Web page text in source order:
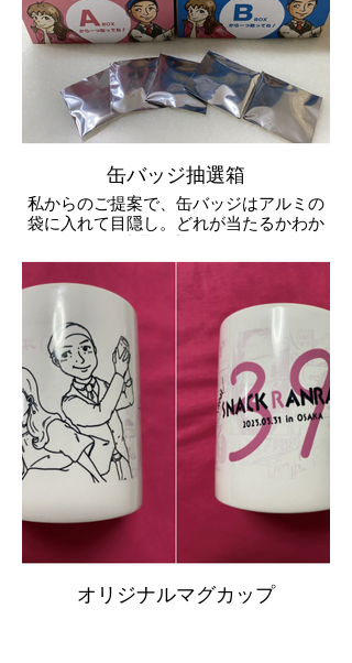
缶バッジ抽選箱
私からのご提案で、缶バッジはアルミの
袋に入れて目隠し。どれが当たるかわか
らない抽選形式にしました。
オリジナルマグカップ